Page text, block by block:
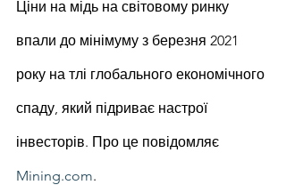
Ціни на мідь на світовому ринку
впали до мінімуму з березня 2021
року на тлі глобального економічного
спаду, який підриває настрої
інвесторів. Про це повідомляє
Mining.com.